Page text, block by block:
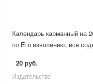
Календарь карманный на
по Его изволению, все
20 руб.
Издательство